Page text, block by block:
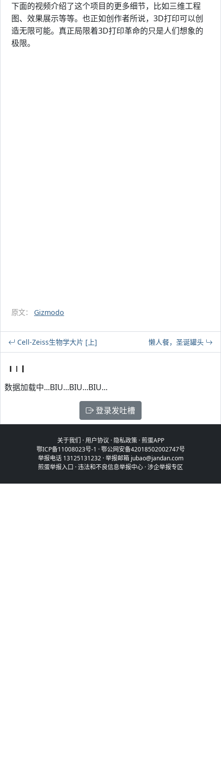
下面的视频介绍了这个项目的更多细节，比如三维工程
图、效果展示等等。也正如创作者所说，3D打印可以创
造无限可能。真正局限着3D打印革命的只是人们想象的
极限。
原文： Gizmodo
Cell-Zeiss生物学大片 [上] 懒人餐，圣诞罐头
数据加载中...BIU...BIU...BIU...
登录发吐槽
关于我们 ·用户协议 · 隐私政策·煎蛋APP
鄂ICP备11008023号-1 ·鄂公网安备42018502002747号
举报电话 13125131232 · 举报邮箱 jubao@jandan.com
煎蛋举报入口 ·违法和不良信息举报中心 ·涉企举报专区